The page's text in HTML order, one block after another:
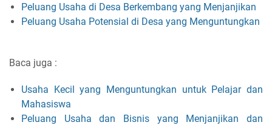
Peluang Usaha di Desa Berkembang yang Menjanjikan
Peluang Usaha Potensial di Desa yang Menguntungkan
Baca juga :
Usaha Kecil yang Menguntungkan untuk Pelajar dan
Mahasiswa
Peluang Usaha dan Bisnis yang Menjanjikan dan